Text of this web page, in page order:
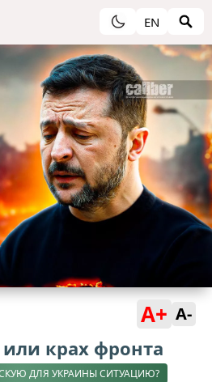
EN
A+ A-
крах фронта
ДЛЯ УКРАИНЫ СИТУАЦИЮ?